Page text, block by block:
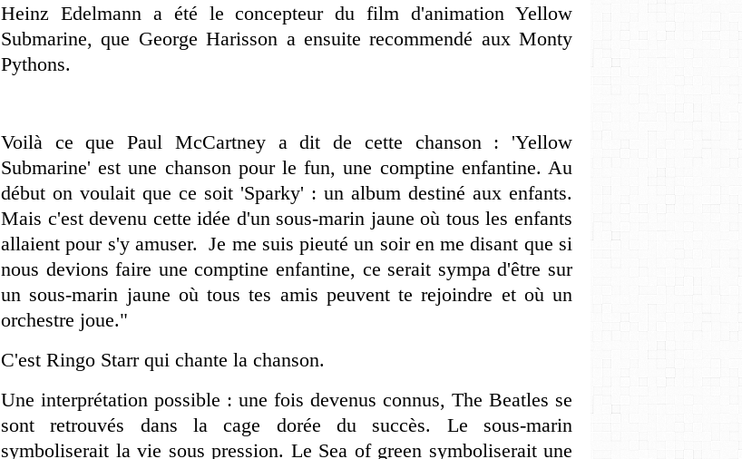
Heinz Edelmann a été le concepteur du film d'animation Yellow
Submarine, que George Harisson a ensuite recommendé aux Monty
Pythons.
Voilà ce que Paul McCartney a dit de cette chanson : 'Yellow
Submarine' est une chanson pour le fun, une comptine enfantine. Au
début on voulait que ce soit 'Sparky' : un album destiné aux enfants.
Mais c'est devenu cette idée d'un sous-marin jaune où tous les enfants
allaient pour s'y amuser. Je me suis pieuté un soir en me disant que si
nous devions faire une comptine enfantine, ce serait sympa d'être sur
un sous-marin jaune où tous tes amis peuvent te rejoindre et où un
orchestre joue."
C'est Ringo Starr qui chante la chanson.
Une interprétation possible : une fois devenus connus, The Beatles se
sont retrouvés dans la cage dorée du succès. Le sous-marin
symboliserait la vie sous pression. Le Sea of green symboliserait une